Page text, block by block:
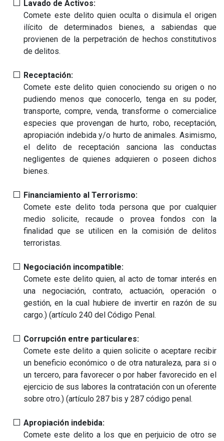
Lavado de Activos:
Comete este delito quien oculta o disimula el origen
ilícito de determinados bienes, a sabiendas que
provienen de la perpetración de hechos constitutivos
de delitos.
Receptación:
Comete este delito quien conociendo su origen o no
pudiendo menos que conocerlo, tenga en su poder,
transporte, compre, venda, transforme o comercialice
especies que provengan de hurto, robo, receptación,
apropiación indebida y/o hurto de animales. Asimismo,
el delito de receptación sanciona las conductas
negligentes de quienes adquieren o poseen dichos
bienes.
Financiamiento al Terrorismo:
Comete este delito toda persona que por cualquier
medio solicite, recaude o provea fondos con la
finalidad que se utilicen en la comisión de delitos
terroristas.
Negociación incompatible:
Comete este delito quien, al acto de tomar interés en
una negociación, contrato, actuación, operación o
gestión, en la cual hubiere de invertir en razón de su
cargo.) (artículo 240 del Código Penal.
Corrupción entre particulares:
Comete este delito a quien solicite o aceptare recibir
un beneficio económico o de otra naturaleza, para si o
un tercero, para favorecer o por haber favorecido en el
ejercicio de sus labores la contratación con un oferente
sobre otro.) (artículo 287 bis y 287 código penal.
Apropiación indebida:
Comete este delito a los que en perjuicio de otro se